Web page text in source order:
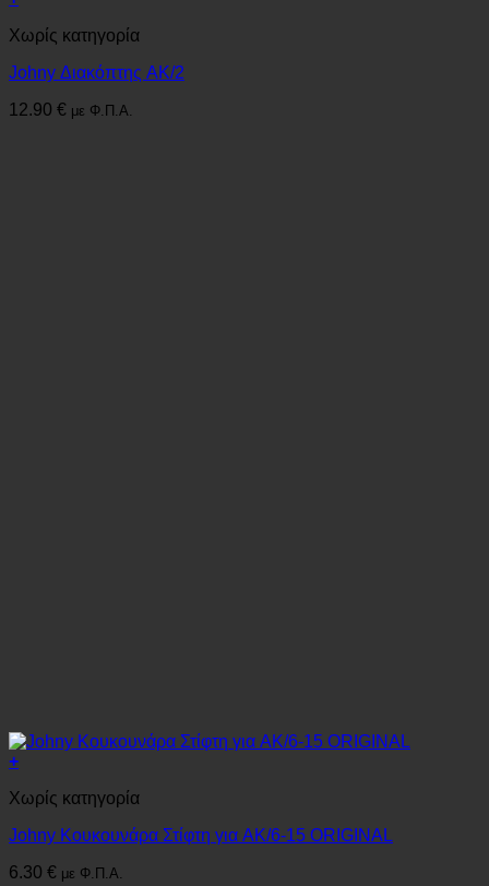
Χωρίς κατηγορία
Johny Διακόπτης AK/2
12.90 € με Φ.Π.Α.
+
Χωρίς κατηγορία
Johny Κουκουνάρα Στίφτη για AK/6-15 ORIGINAL
6.30 € με Φ.Π.Α.